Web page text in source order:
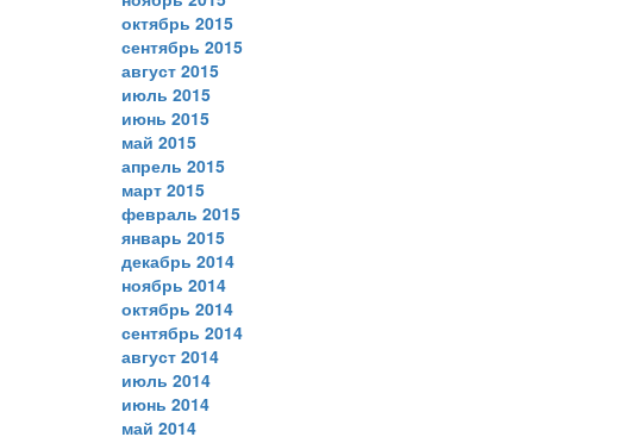
октябрь 2015
сентябрь 2015
август 2015
июль 2015
июнь 2015
май 2015
апрель 2015
март 2015
февраль 2015
январь 2015
декабрь 2014
ноябрь 2014
октябрь 2014
сентябрь 2014
август 2014
июль 2014
июнь 2014
май 2014